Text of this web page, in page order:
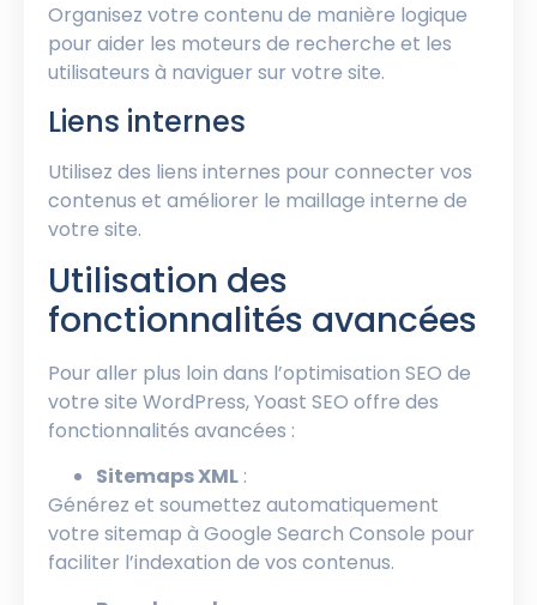
Organisez votre contenu de manière logique
pour aider les moteurs de recherche et les
utilisateurs à naviguer sur votre site.
Liens internes
Utilisez des liens internes pour connecter vos
contenus et améliorer le maillage interne de
votre site.
Utilisation des
fonctionnalités avancées
Pour aller plus loin dans l’optimisation SEO de
votre site WordPress, Yoast SEO offre des
fonctionnalités avancées :
Sitemaps XML :
Générez et soumettez automatiquement
votre sitemap à Google Search Console pour
faciliter l’indexation de vos contenus.